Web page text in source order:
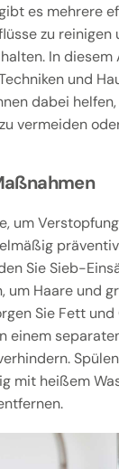
es mehrere
zu reinigen
In
und
dabei helfen,
vermeiden
um
Sie Sieb-
um Haare und
Sie Fett
einem
mit heißem